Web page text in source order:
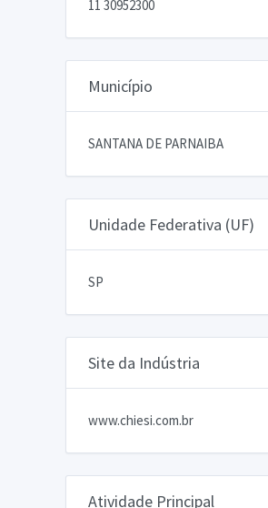
11 30952300
Município
SANTANA DE PARNAIBA
Unidade Federativa (UF)
SP
Site da Indústria
www.chiesi.com.br
Atividade Principal